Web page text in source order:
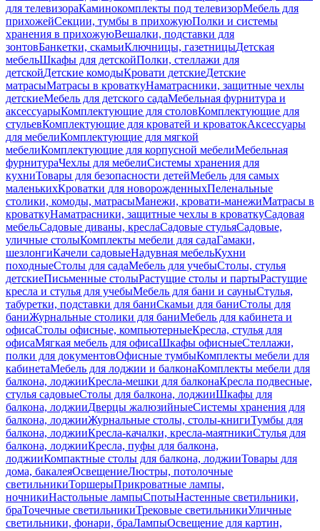
для телевизораКаминокомплекты под телевизорМебель для
прихожейСекции, тумбы в прихожуюПолки и системы
хранения в прихожуюВешалки, подставки для
зонтовБанкетки, скамьиКлючницы, газетницыДетская
мебельШкафы для детскойПолки, стеллажи для
детскойДетские комодыКровати детскиеДетские
матрасыМатрасы в кроваткуНаматрасники, защитные чехлы
детскиеМебель для детского садаМебельная фурнитура и
аксессуарыКомплектующие для столовКомплектующие для
стульевКомплектующие для кроватей и кроватокАксессуары
для мебелиКомплектующие для мягкой
мебелиКомплектующие для корпусной мебелиМебельная
фурнитураЧехлы для мебелиСистемы хранения для
кухниТовары для безопасности детейМебель для самых
маленькихКроватки для новорожденныхПеленальные
столики, комоды, матрасыМанежи, кровати-манежиМатрасы в
кроваткуНаматрасники, защитные чехлы в кроваткуСадовая
мебельСадовые диваны, креслаСадовые стульяСадовые,
уличные столыКомплекты мебели для садаГамаки,
шезлонгиКачели садовыеНадувная мебельКухни
походныеСтолы для садаМебель для учебыСтолы, стулья
детскиеПисьменные столыРастущие столы и партыРастущие
кресла и стулья для учебыМебель для бани и сауныСтулья,
табуретки, подставки для баниСкамьи для баниСтолы для
баниЖурнальные столики для баниМебель для кабинета и
офисаСтолы офисные, компьютерныеКресла, стулья для
офисаМягкая мебель для офисаШкафы офисныеСтеллажи,
полки для документовОфисные тумбыКомплекты мебели для
кабинетаМебель для лоджии и балконаКомплекты мебели для
балкона, лоджииКресла-мешки для балконаКресла подвесные,
стулья садовыеСтолы для балкона, лоджииШкафы для
балкона, лоджииДверцы жалюзийныеСистемы хранения для
балкона, лоджииЖурнальные столы, столы-книгиТумбы для
балкона, лоджииКресла-качалки, кресла-маятникиСтулья для
балкона, лоджииКресла, пуфы для балкона,
лоджииКомпактные столы для балкона, лоджииТовары для
дома, бакалеяОсвещениеЛюстры, потолочные
светильникиТоршерыПрикроватные лампы,
ночникиНастольные лампыСпотыНастенные светильники,
браТочечные светильникиТрековые светильникиУличные
светильники, фонари, браЛампыОсвещение для картин,